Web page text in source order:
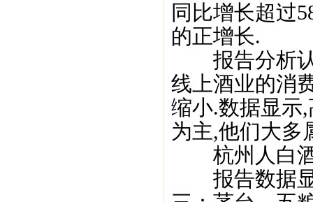
同比增长超过
的正增长.
报告分析认
线上酒业的消
缩小.数据显示
为主,他们大多
杭州人白酒
报告数据显